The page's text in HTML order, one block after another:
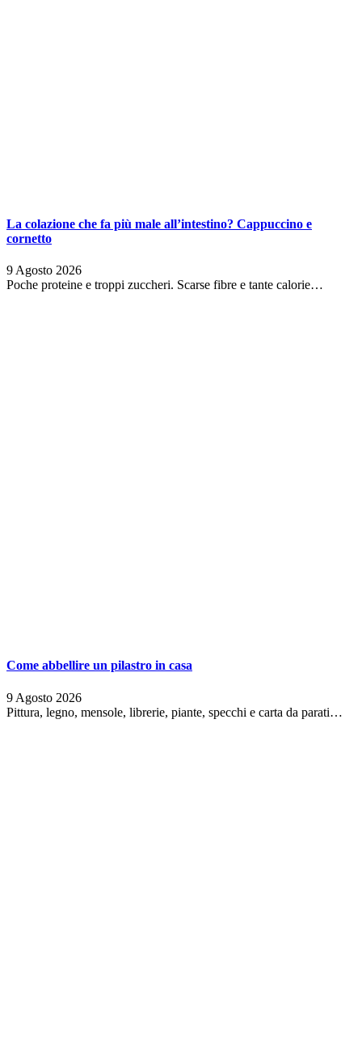
La colazione che fa più male all’intestino? Cappuccino e
cornetto
9 Agosto 2026
Poche proteine e troppi zuccheri. Scarse fibre e tante calorie…
Come abbellire un pilastro in casa
9 Agosto 2026
Pittura, legno, mensole, librerie, piante, specchi e carta da parati…